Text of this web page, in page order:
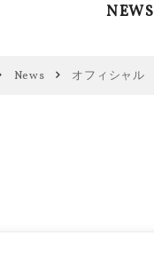
NEWS
News オフィシャル